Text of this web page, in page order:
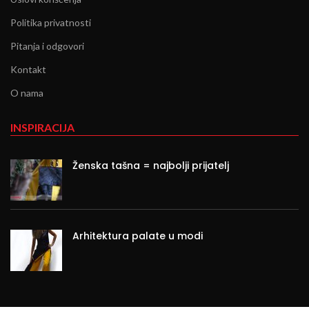
Politika privatnosti
Pitanja i odgovori
Kontakt
O nama
INSPIRACIJA
Ženska tašna = najbolji prijatelj
Arhitektura palate u modi